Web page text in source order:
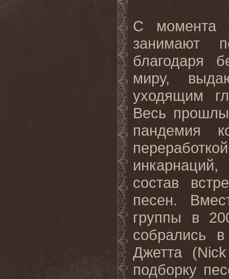
С момента
занимают
благодаря
миру,
уходящим
Весь
пандемия
состав
песен.
группы в
собрались
Джетта (Nick
подборку